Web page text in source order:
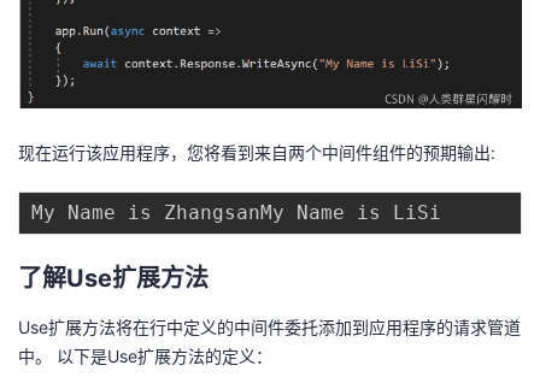
现在运行该应用程序，您将看到来自两个中间件组件的预期输出:
了解Use扩展方法
Use扩展方法将在行中定义的中间件委托添加到应用程序的请求管道
中。 以下是Use扩展方法的定义：